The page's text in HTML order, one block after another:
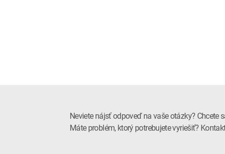
Neviete nájsť odpoveď na vaše otázky? Chcete
Máte problém, ktorý potrebujete vyriešiť?